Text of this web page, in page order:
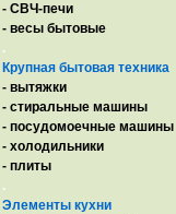
- СВЧ-печи
- весы бытовые
.
Крупная бытовая техника
- вытяжки
- стиральные машины
- посудомоечные машины
- холодильники
- плиты
.
Элементы кухни